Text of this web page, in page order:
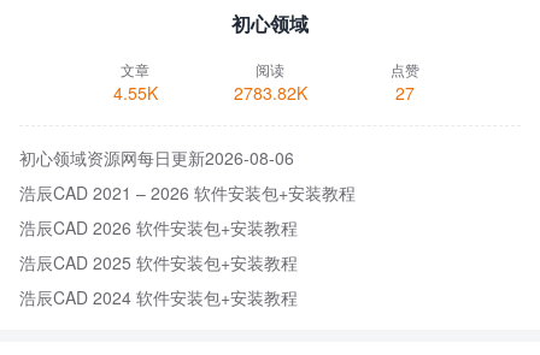
初心领域
文章
4.55K
阅读
2783.82K
点赞
27
初心领域资源网每日更新2026-08-06
浩辰CAD 2021 – 2026 软件安装包+安装教程
浩辰CAD 2026 软件安装包+安装教程
浩辰CAD 2025 软件安装包+安装教程
浩辰CAD 2024 软件安装包+安装教程